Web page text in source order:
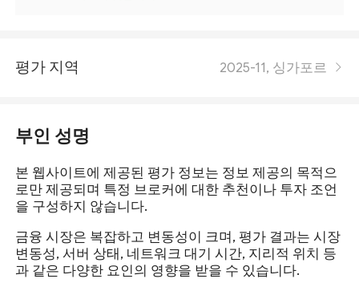
평가 지역 2025-11, 싱가포르
부인 성명
본 웹사이트에 제공된 평가 정보는 정보 제공의 목적으
로만 제공되며 특정 브로커에 대한 추천이나 투자 조언
을 구성하지 않습니다.
금융 시장은 복잡하고 변동성이 크며, 평가 결과는 시장
변동성, 서버 상태, 네트워크 대기 시간, 지리적 위치 등
과 같은 다양한 요인의 영향을 받을 수 있습니다.